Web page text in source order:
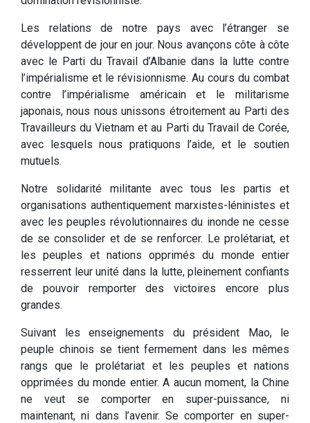
Les relations de notre pays avec l’étranger se
développent de jour en jour. Nous avançons côte à côte
avec le Parti du Travail d’Albanie dans la lutte contre
l’impérialisme et le révisionnisme. Au cours du combat
contre l’impérialisme américain et le militarisme
japonais, nous nous unissons étroitement au Parti des
Travailleurs du Vietnam et au Parti du Travail de Corée,
avec lesquels nous pratiquons l’aide, et le soutien
mutuels.
Notre solidarité militante avec tous les partis et
organisations authentiquement marxistes-léninistes et
avec les peuples révolutionnaires du inonde ne cesse
de se consolider et de se renforcer. Le prolétariat, et
les peuples et nations opprimés du monde entier
resserrent leur unité dans la lutte, pleinement confiants
de pouvoir remporter des victoires encore plus
grandes.
Suivant les enseignements du président Mao, le
peuple chinois se tient fermement dans les mêmes
rangs que le prolétariat et les peuples et nations
opprimées du monde entier. A aucun moment, la Chine
ne veut se comporter en super-puissance, ni
maintenant, ni dans l’avenir. Se comporter en super-